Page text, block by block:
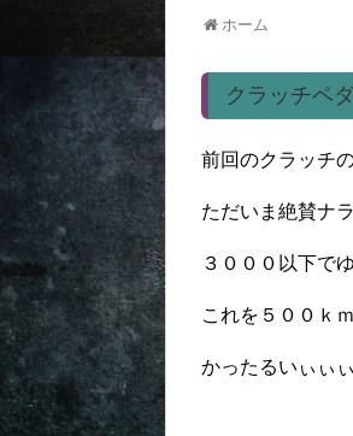
ホーム
クラッチペ
前回のクラッチ
ただいま絶賛ナラ
３０００以下で
これを５００ｋ
かったるいぃぃ